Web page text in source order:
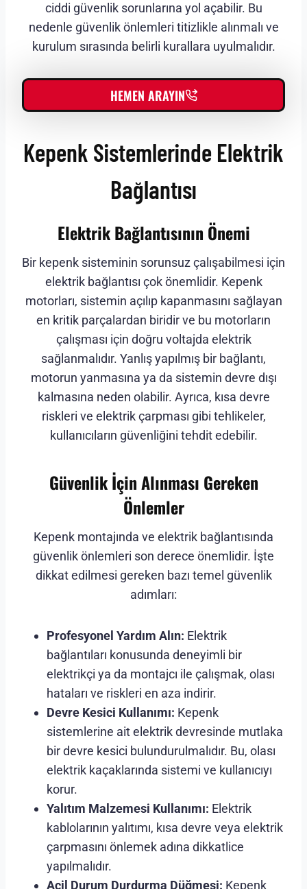
ciddi güvenlik sorunlarına yol açabilir. Bu
nedenle güvenlik önlemleri titizlikle alınmalı ve
kurulum sırasında belirli kurallara uyulmalıdır.
HEMEN ARAYIN
Kepenk Sistemlerinde Elektrik
Bağlantısı
Elektrik Bağlantısının Önemi
Bir kepenk sisteminin sorunsuz çalışabilmesi için
elektrik bağlantısı çok önemlidir. Kepenk
motorları, sistemin açılıp kapanmasını sağlayan
en kritik parçalardan biridir ve bu motorların
çalışması için doğru voltajda elektrik
sağlanmalıdır. Yanlış yapılmış bir bağlantı,
motorun yanmasına ya da sistemin devre dışı
kalmasına neden olabilir. Ayrıca, kısa devre
riskleri ve elektrik çarpması gibi tehlikeler,
kullanıcıların güvenliğini tehdit edebilir.
Güvenlik İçin Alınması Gereken
Önlemler
Kepenk montajında ve elektrik bağlantısında
güvenlik önlemleri son derece önemlidir. İşte
dikkat edilmesi gereken bazı temel güvenlik
adımları:
Profesyonel Yardım Alın: Elektrik
bağlantıları konusunda deneyimli bir
elektrikçi ya da montajcı ile çalışmak, olası
hataları ve riskleri en aza indirir.
Devre Kesici Kullanımı: Kepenk
sistemlerine ait elektrik devresinde mutlaka
bir devre kesici bulundurulmalıdır. Bu, olası
elektrik kaçaklarında sistemi ve kullanıcıyı
korur.
Yalıtım Malzemesi Kullanımı: Elektrik
kablolarının yalıtımı, kısa devre veya elektrik
çarpmasını önlemek adına dikkatlice
yapılmalıdır.
Acil Durum Durdurma Düğmesi: Kepenk